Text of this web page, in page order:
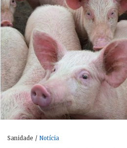
Sanidade Notícia